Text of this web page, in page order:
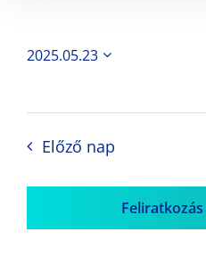
2025.05.23
Előző nap